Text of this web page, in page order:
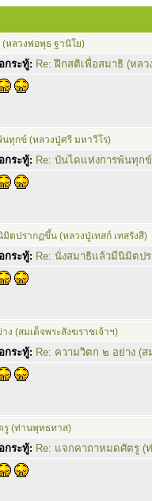
หลวงพ่อพุธ ฐานิโย)
กระทู้: Re: ฝึกสติเพื่อสมาธิ (หล
ทุกข์ (หลวงปู่ศรี มหาวีโร)
กระทู้: Re: บันไดแห่งการพ้นทุก
ตปรากฏขึ้น (หลวงปู่เทสก์ เทสรังสี)
กระทู้: Re: นั่งสมาธิแล้วมีนิมิตป
ง (สมเด็จพระสังฆราชเจ้าฯ)
กระทู้: Re: ความวิตก ๒ อย่าง (ส
(ท่านพุทธทาส)
กระทู้: Re: แจกคาถาหมดศัตรู (